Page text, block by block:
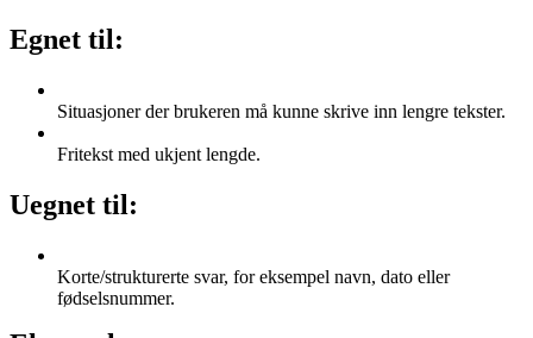
Egnet til:
Situasjoner der brukeren må kunne skrive inn lengre tekster.
Fritekst med ukjent lengde.
Uegnet til:
Korte/strukturerte svar, for eksempel navn, dato eller
fødselsnummer.